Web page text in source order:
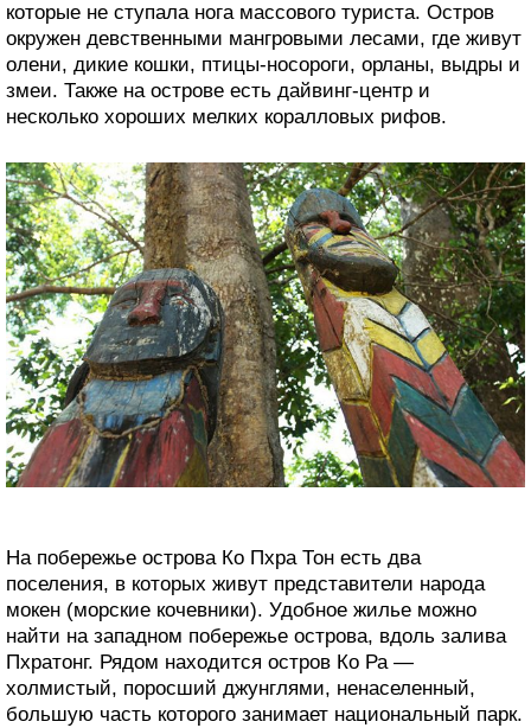
которые не ступала нога массового туриста. Остров
окружен девственными мангровыми лесами, где живут
олени, дикие кошки, птицы-носороги, орланы, выдры и
змеи. Также на острове есть дайвинг-центр и
несколько хороших мелких коралловых рифов.
На побережье острова Ко Пхра Тон есть два
поселения, в которых живут представители народа
мокен (морские кочевники). Удобное жилье можно
найти на западном побережье острова, вдоль залива
Пхратонг. Рядом находится остров Ко Ра —
холмистый, поросший джунглями, ненаселенный,
большую часть которого занимает национальный парк.